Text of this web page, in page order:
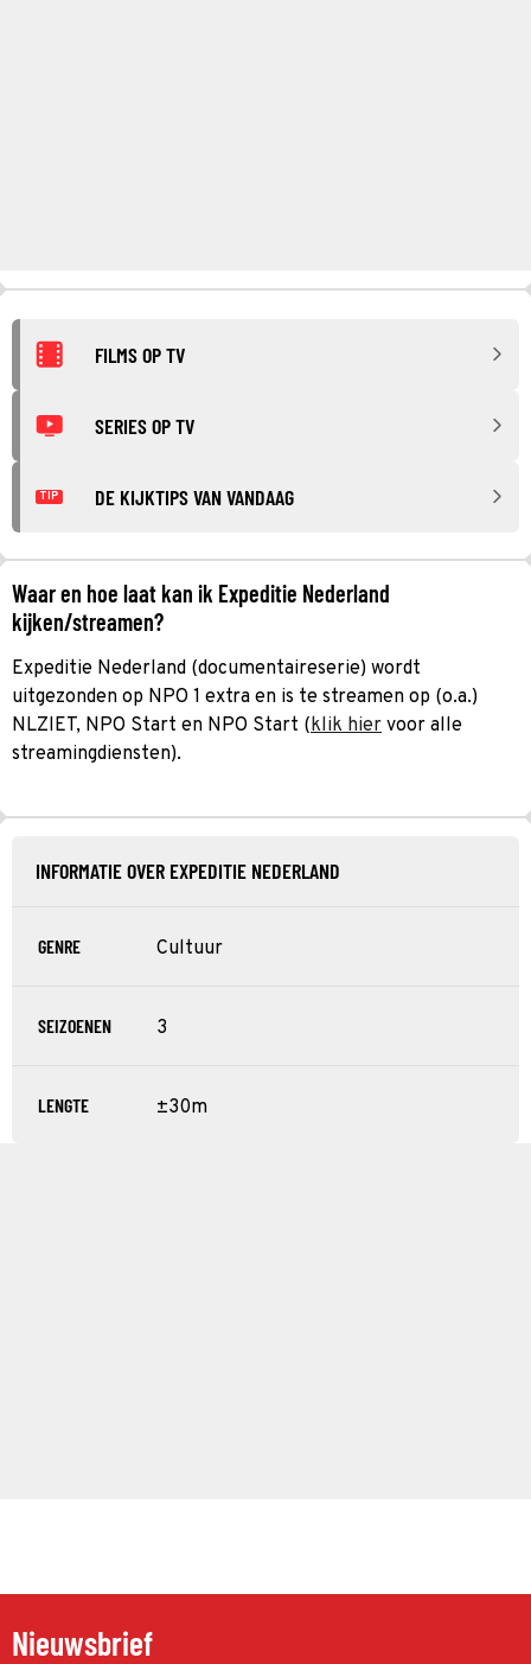
FILMS OP TV
SERIES OP TV
TIP DE KIJKTIPS VAN VANDAAG
Waar en hoe laat kan ik Expeditie Nederland
kijken/streamen?
Expeditie Nederland (documentaireserie) wordt
uitgezonden op NPO 1 extra en is te streamen op (o.a.)
NLZIET, NPO Start en NPO Start (klik hier voor alle
streamingdiensten).
INFORMATIE OVER EXPEDITIE NEDERLAND
GENRE Cultuur
SEIZOENEN 3
LENGTE ±30m
Nieuwsbrief